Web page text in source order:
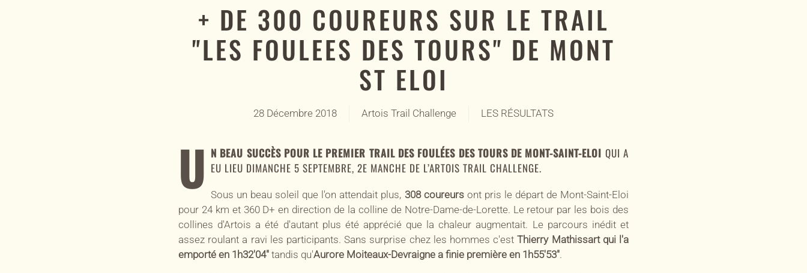
+ DE 300 COUREURS SUR LE TRAIL
"LES FOULEES DES TOURS" DE MONT
ST ELOI
28 Décembre 2018 Artois Trail Challenge LES RÉSULTATS
U N BEAU SUCCÈS POUR LE PREMIER TRAIL DES FOULÉES DES TOURS DE MONT-SAINT-ELOI QUI A
EU LIEU DIMANCHE 5 SEPTEMBRE, 2E MANCHE DE L’ARTOIS TRAIL CHALLENGE.
Sous un beau soleil que l'on attendait plus, 308 coureursont pris le départ de Mont-Saint-Eloi
pour 24 km et 360 D+ en direction de la colline de Notre-Dame-de-Lorette. Le retour par les bois des
collines d'Artois a été d'autant plus été apprécié que la chaleur augmentait. Le parcours inédit et
assez roulant a ravi les participants. Sans surprise chez les hommes c'estThierry Mathissart qui l'a
emporté en 1h32'04" tandis qu'Aurore Moiteaux-Devraigne a finie première en 1h55'53".